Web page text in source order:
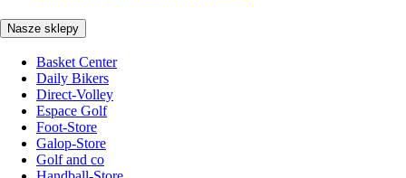
Nasze sklepy
Basket Center
Daily Bikers
Direct-Volley
Espace Golf
Foot-Store
Galop-Store
Golf and co